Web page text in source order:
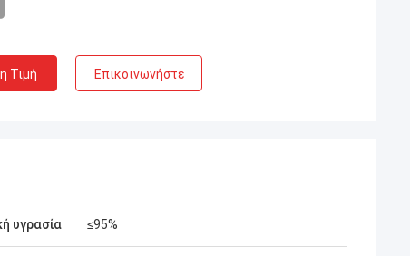
Τιμή Επικοινωνήστε
υγρασία ≤95%